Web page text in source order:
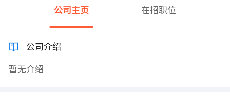
公司主页 在招职位
公司介绍
暂无介绍